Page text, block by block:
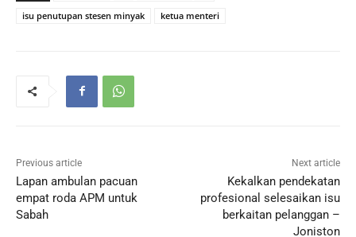
isu penutupan stesen minyak
ketua menteri
Previous article
Lapan ambulan pacuan
empat roda APM untuk
Sabah
Next article
Kekalkan pendekatan
profesional selesaikan isu
berkaitan pelanggan –
Joniston